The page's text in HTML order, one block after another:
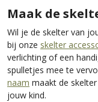
Maak de
Wil je de skelter van
bij onze skelter
verlichting of een
spulletjes mee te
naam maakt de
jouw kind.